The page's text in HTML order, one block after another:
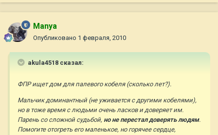
Manya
Опубликовано 1 февраля, 2010
akula4518 сказал:
ФПР ищет дом для палевого кобеля (сколько лет?).
Мальчик доминантный (не уживается с другими кобелями),
но в тоже время с людьми очень ласков и доверяет им.
Парень со сложной судьбой, но не перестал доверять людям.
Помогите отогреть его маленькое, но горячее сердце,